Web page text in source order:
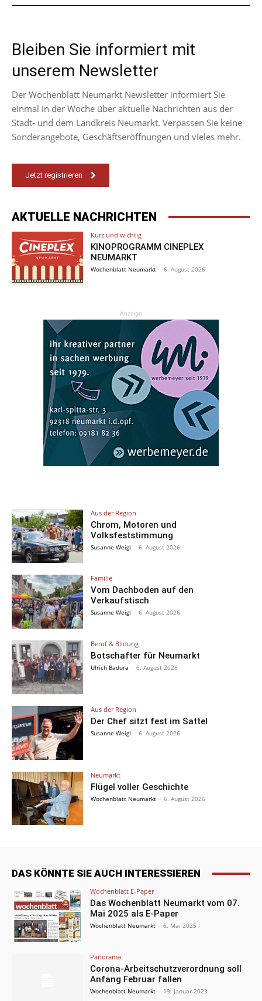
Bleiben Sie informiert mit
unserem Newsletter
Der Wochenblatt Neumarkt Newsletter informiert Sie
einmal in der Woche über aktuelle Nachrichten aus der
Stadt- und dem Landkreis Neumarkt. Verpassen Sie keine
Sonderangebote, Geschäftseröffnungen und vieles mehr.
Jetzt registrieren
AKTUELLE NACHRICHTEN
Kurz und wichtig
KINOPROGRAMM CINEPLEX
NEUMARKT
Wochenblatt Neumarkt - 6. August 2026
Anzeige
Aus der Region
Chrom, Motoren und
Volksfeststimmung
Susanne Weigl - 6. August 2026
Familie
Vom Dachboden auf den
Verkaufstisch
Susanne Weigl - 6. August 2026
Beruf & Bildung
Botschafter für Neumarkt
Ulrich Badura - 6. August 2026
Aus der Region
Der Chef sitzt fest im Sattel
Susanne Weigl - 6. August 2026
Neumarkt
Flügel voller Geschichte
Wochenblatt Neumarkt - 6. August 2026
DAS KÖNNTE SIE AUCH INTERESSIEREN
Wochenblatt E-Paper
Das Wochenblatt Neumarkt vom 07.
Mai 2025 als E-Paper
Wochenblatt Neumarkt - 6. Mai 2025
Panorama
Corona-Arbeitschutzverordnung soll
Anfang Februar fallen
Wochenblatt Neumarkt - 19. Januar 2023